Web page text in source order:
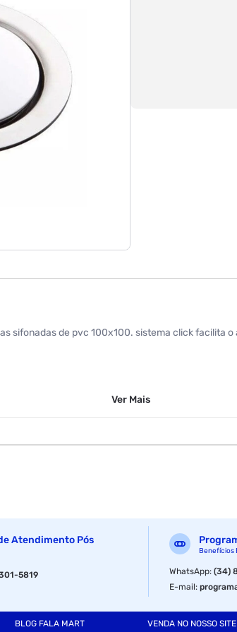
sifonadas de pvc 100x100. sistema click facilita
Ver Mais
Atendimento Pós
5819
Benefícios
WhatsApp:(34)
E-mail:
BLOG FALA MART VENDA NO NOSSO SITE